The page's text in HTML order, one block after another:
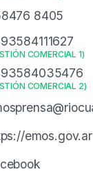
8405
COMERCIAL 1)
COMERCIAL 2)
emos.gov.ar